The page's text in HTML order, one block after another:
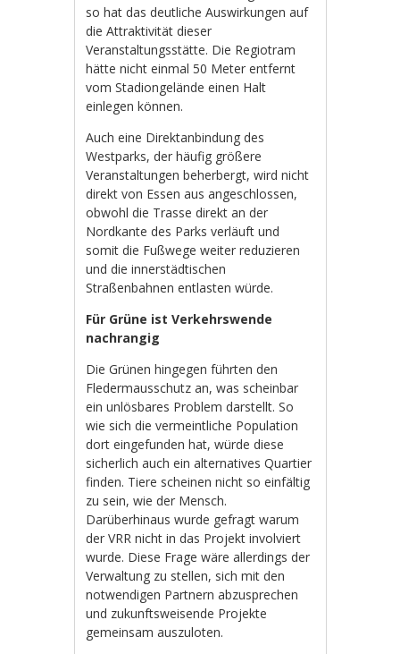
so hat das deutliche Auswirkungen auf
die Attraktivität dieser
Veranstaltungsstätte. Die Regiotram
hätte nicht einmal 50 Meter entfernt
vom Stadiongelände einen Halt
einlegen können.
Auch eine Direktanbindung des
Westparks, der häufig größere
Veranstaltungen beherbergt, wird nicht
direkt von Essen aus angeschlossen,
obwohl die Trasse direkt an der
Nordkante des Parks verläuft und
somit die Fußwege weiter reduzieren
und die innerstädtischen
Straßenbahnen entlasten würde.
Für Grüne ist Verkehrswende
nachrangig
Die Grünen hingegen führten den
Fledermausschutz an, was scheinbar
ein unlösbares Problem darstellt. So
wie sich die vermeintliche Population
dort eingefunden hat, würde diese
sicherlich auch ein alternatives Quartier
finden. Tiere scheinen nicht so einfältig
zu sein, wie der Mensch.
Darüberhinaus wurde gefragt warum
der VRR nicht in das Projekt involviert
wurde. Diese Frage wäre allerdings der
Verwaltung zu stellen, sich mit den
notwendigen Partnern abzusprechen
und zukunftsweisende Projekte
gemeinsam auszuloten.